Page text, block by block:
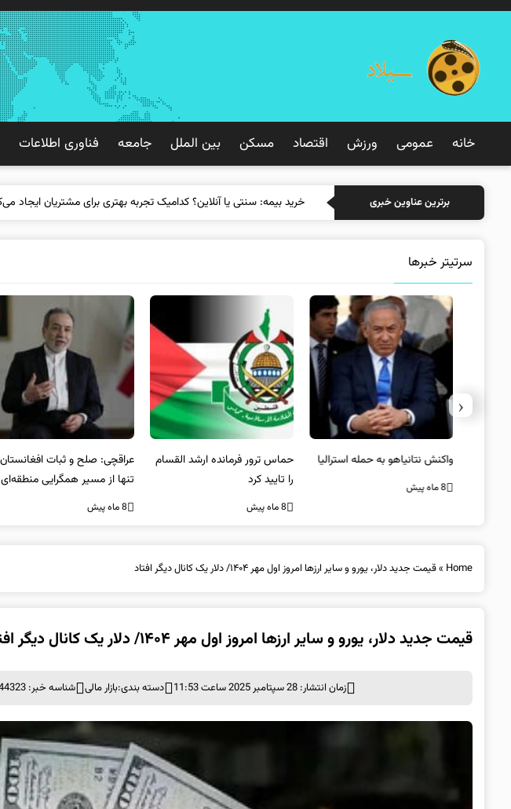
خانه عمومی ورزش اقتصاد مسکن بین الملل جامعه فناوری اطلاعات
برترین عناوین خبری خرید بیمه: سنتی
سرتیتر خبرها
واکنش نتانیاهو به حمله استرالیا
8 ماه پیش
حماس ترور فرمانده ارشد القسام
را تایید کرد
8 ماه پیش
عراقچی: صلح و ثبات افغانستان
تنها از مسیر همگرایی منطقه‌ای
محقق می‌شود
8 ماه پیش
‹
Home
»قیمت جدید دلار، یورو و سایر ارزها امروز اول مهر ۱۴۰۴/ دلار یک کانال دیگر افتاد
قیمت جدید دلار، یورو و سایر ارزها امروز اول مهر ۱۴۰۴/ دلار یک کانال دیگر افتاد
زمان انتشار: 28 سپتامبر 2025 ساعت 11:53 دسته بندی:بازار مالی شناسه خبر: 2844323